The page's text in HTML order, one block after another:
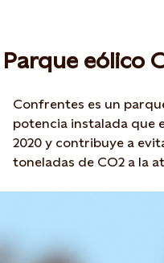
Parque eólico
Confrentes es un
potencia instalada que
2020 y contribuye a
toneladas de CO2 a la